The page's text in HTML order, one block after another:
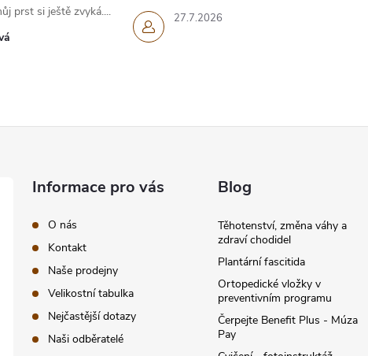
prst si ještě zvyká....
27.7.2026
Informace pro vás
O nás
Kontakt
Naše prodejny
Velikostní tabulka
Nejčastější dotazy
Naši odběratelé
Blog
Těhotenství, změna váhy a
zdraví chodidel
Plantární fascitida
Ortopedické vložky v
preventivním programu
Čerpejte Benefit Plus - Múza
Pay